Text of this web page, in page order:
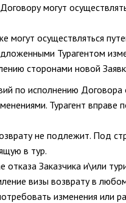
могут
могут осуществляться
Турагентом
сторонами новой
по исполнению Договора
Турагент
не подлежит. Под
в тур.
отказа Заказчика и\или
визы возврату в
изменения или